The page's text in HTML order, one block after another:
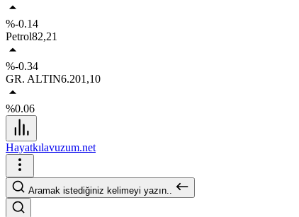
%-0.14
Petrol82,21
%-0.34
GR. ALTIN6.201,10
%0.06
Hayatkılavuzum.net
Aramak istediğiniz kelimeyi yazın..